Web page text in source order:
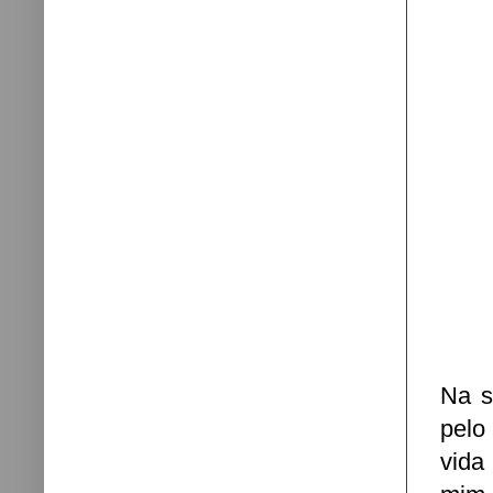
Na
pelo
vida